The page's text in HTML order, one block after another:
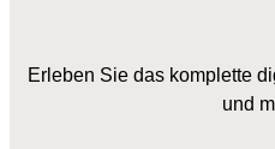
Erleben Sie das komplette
und